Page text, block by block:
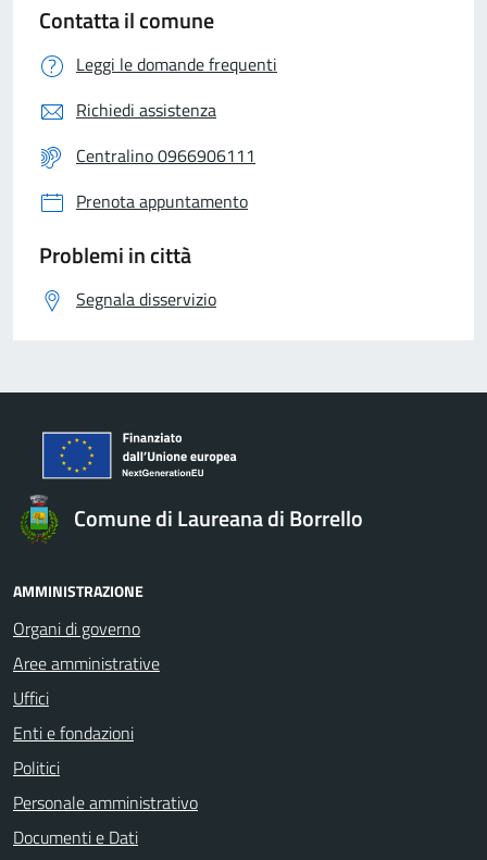
Contatta il comune
Leggi le domande frequenti
Richiedi assistenza
Centralino 0966906111
Prenota appuntamento
Problemi in città
Segnala disservizio
Comune di Laureana di Borrello
AMMINISTRAZIONE
Organi di governo
Aree amministrative
Uffici
Enti e fondazioni
Politici
Personale amministrativo
Documenti e Dati